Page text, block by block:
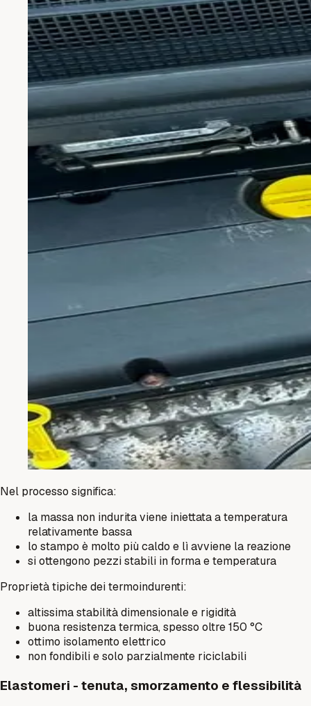
Nel processo significa:
la massa non indurita viene iniettata a temperatura
relativamente bassa
lo stampo è molto più caldo e lì avviene la reazione
si ottengono pezzi stabili in forma e temperatura
Proprietà tipiche dei termoindurenti:
altissima stabilità dimensionale e rigidità
buona resistenza termica, spesso oltre 150 °C
ottimo isolamento elettrico
non fondibili e solo parzialmente riciclabili
Elastomeri - tenuta, smorzamento e flessibilità